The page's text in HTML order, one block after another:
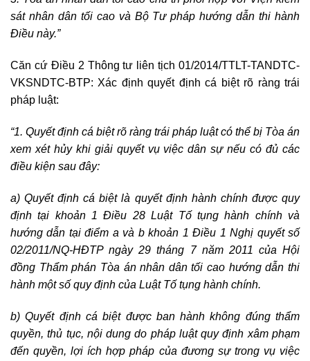
sát nhân dân tối cao và Bộ Tư pháp hướng dẫn thi hành
Điều này.”
Căn cứ Điều 2 Thông tư liên tịch 01/2014/TTLT-TANDTC-
VKSNDTC-BTP: Xác định quyết định cá biệt rõ ràng trái
pháp luật:
“1. Quyết định cá biệt rõ ràng trái pháp luật có thể bị Tòa án
xem xét hủy khi giải quyết vụ việc dân sự nếu có đủ các
điều kiện sau đây:
a) Quyết định cá biệt là quyết định hành chính được quy
định tại khoản 1 Điều 28 Luật Tố tụng hành chính và
hướng dẫn tại điểm a và b khoản 1 Điều 1 Nghị quyết số
02/2011/NQ-HĐTP ngày 29 tháng 7 năm 2011 của Hội
đồng Thẩm phán Tòa án nhân dân tối cao hướng dẫn thi
hành một số quy định của Luật Tố tụng hành chính.
b) Quyết định cá biệt được ban hành không đúng thẩm
quyền, thủ tục, nội dung do pháp luật quy định xâm phạm
đến quyền, lợi ích hợp pháp của đương sự trong vụ việc